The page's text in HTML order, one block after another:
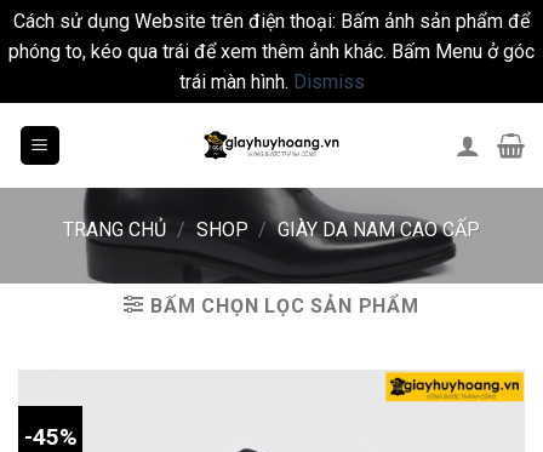
Cách sử dụng Website trên điện thoại: Bấm ảnh sản phẩm để
phóng to, kéo qua trái để xem thêm ảnh khác. Bấm Menu ở góc
trái màn hình. Dismiss
TRANG CHỦ / SHOP / GIÀY DA NAM CAO CẤP
BẤM CHỌN LỌC SẢN PHẨM
-45%